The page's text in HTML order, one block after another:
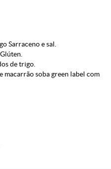
Sarraceno e sal.
de trigo.
macarrão soba green label com